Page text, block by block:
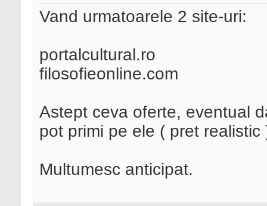
Vand urmatoarele 2 site-uri:
portalcultural.ro
filosofieonline.com
Astept ceva oferte, eventual
pot primi pe ele ( pret realistic
Multumesc anticipat.